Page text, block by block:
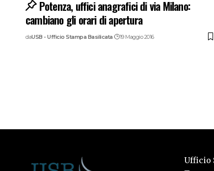
Potenza, uffici anagrafici di via Milano:
cambiano gli orari di apertura
daUSB - Ufficio Stampa Basilicata 19 Maggio 2016
Ufficio